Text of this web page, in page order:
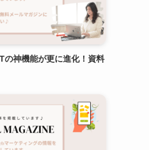
神機能が更に進化！資料